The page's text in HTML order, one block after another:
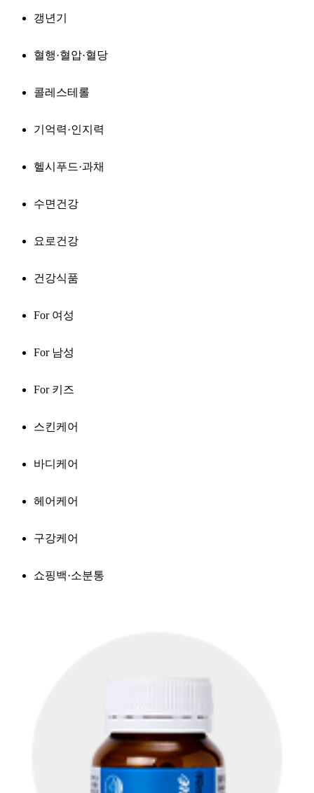
갱년기
혈행·혈압·혈당
콜레스테롤
기억력·인지력
헬시푸드·과채
수면건강
요로건강
건강식품
For 여성
For 남성
For 키즈
스킨케어
바디케어
헤어케어
구강케어
쇼핑백·소분통